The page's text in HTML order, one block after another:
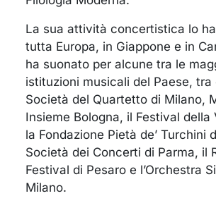
La sua attività concertistica lo
tutta Europa, in Giappone e in
ha suonato per alcune tra le
istituzioni musicali del Paese, tra
Società del Quartetto di Milano,
Insieme Bologna, il Festival della
la Fondazione Pietà de’ Turchini
Società dei Concerti di Parma, il
Festival di Pesaro e l’Orchestra
Milano.